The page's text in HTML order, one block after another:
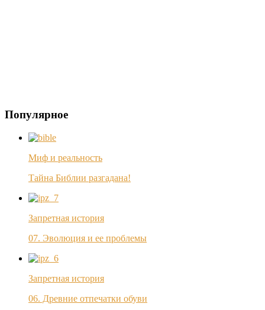
Популярное
Миф и реальность
Тайна Библии разгадана!
Запретная история
07. Эволюция и ее проблемы
Запретная история
06. Древние отпечатки обуви